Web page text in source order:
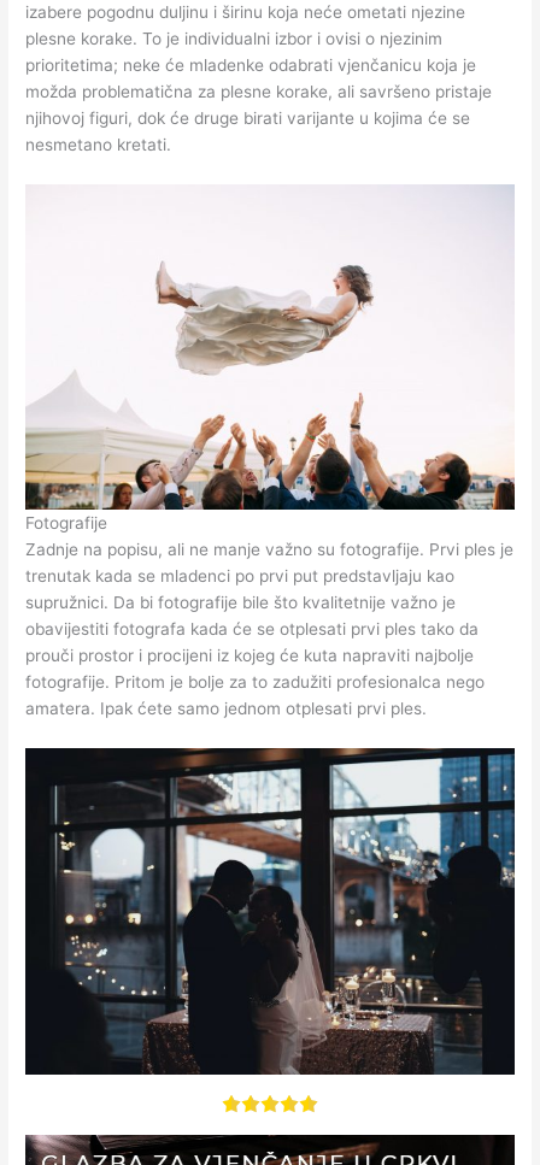
izabere pogodnu duljinu i širinu koja neće ometati njezine
plesne korake. To je individualni izbor i ovisi o njezinim
prioritetima; neke će mladenke odabrati vjenčanicu koja je
možda problematična za plesne korake, ali savršeno pristaje
njihovoj figuri, dok će druge birati varijante u kojima će se
nesmetano kretati.
Fotografije
Zadnje na popisu, ali ne manje važno su fotografije. Prvi ples je
trenutak kada se mladenci po prvi put predstavljaju kao
supružnici. Da bi fotografije bile što kvalitetnije važno je
obavijestiti fotografa kada će se otplesati prvi ples tako da
prouči prostor i procijeni iz kojeg će kuta napraviti najbolje
fotografije. Pritom je bolje za to zadužiti profesionalca nego
amatera. Ipak ćete samo jednom otplesati prvi ples.